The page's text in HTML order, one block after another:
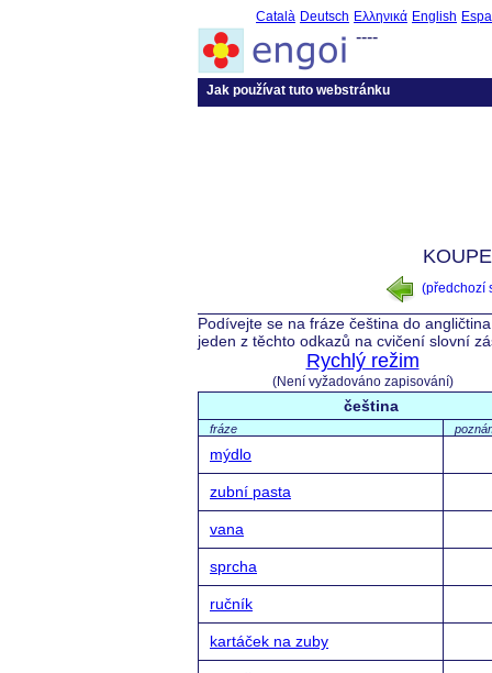
Català Deutsch Ελληνικά English
----
Jak používat tuto webstránku
(předchozí
Podívejte se na fráze čeština do
jeden z těchto odkazů na cvičení slovní
Rychlý režim
(Není vyžadováno zapisování)
čeština
fráze
mýdlo
zubní pasta
vana
sprcha
ručník
kartáček na zuby